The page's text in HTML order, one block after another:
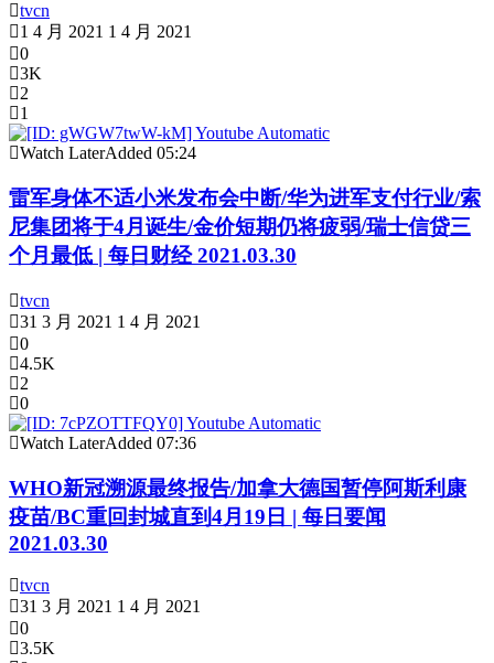
tvcn
1 4 月 2021 1 4 月 2021
0
3K
2
1
Watch LaterAdded 05:24
雷军身体不适小米发布会中断/华为进军支付行业/索
尼集团将于4月诞生/金价短期仍将疲弱/瑞士信贷三
个月最低 | 每日财经 2021.03.30
tvcn
31 3 月 2021 1 4 月 2021
0
4.5K
2
0
Watch LaterAdded 07:36
WHO新冠溯源最终报告/加拿大德国暂停阿斯利康
疫苗/BC重回封城直到4月19日 | 每日要闻
2021.03.30
tvcn
31 3 月 2021 1 4 月 2021
0
3.5K